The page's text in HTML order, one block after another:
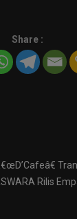
Share :
Rilis